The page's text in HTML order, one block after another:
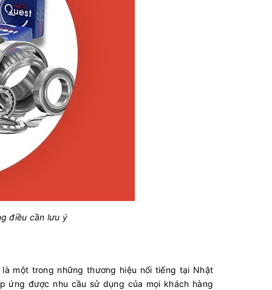
điều cần lưu ý
một trong những thương hiệu nổi tiếng tại Nhật
ứng được nhu cầu sử dụng của mọi khách hàng